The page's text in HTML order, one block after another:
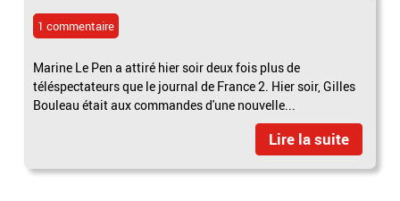
1 commentaire
Marine Le Pen a attiré hier soir deux fois plus de
téléspectateurs que le journal de France 2. Hier soir, Gilles
Bouleau était aux commandes d'une nouvelle...
Lire la suite